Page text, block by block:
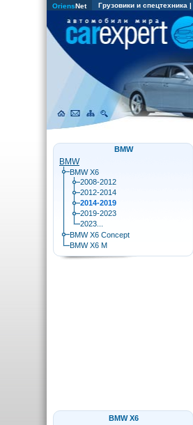
OriensNet Грузовики и спецтехника |
BMW
BMW
BMW X6
2008-2012
2012-2014
2014-2019
2019-2023
2023...
BMW X6 Concept
BMW X6 M
BMW X6